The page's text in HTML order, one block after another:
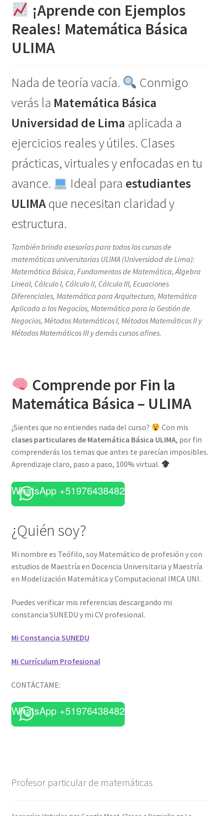
¡Aprende con Ejemplos
Reales! Matemática Básica
ULIMA
Nada de teoría vacía.
Conmigo
verás la Matemática Básica
Universidad de Lima aplicada a
ejercicios reales y útiles. Clases
prácticas, virtuales y enfocadas en tu
avance.
Ideal para estudiantes
ULIMAque necesitan claridad y
estructura.
También brindo asesorías para todos los cursos de
matemáticas universitarias ULIMA (Universidad de Lima):
Matemática Básica, Fundamentos de Matemática, Álgebra
Lineal, Cálculo I, Cálculo II, Cálculo III, Ecuaciones
Diferenciales, Matemática para Arquitectura, Matemática
Aplicada a los Negocios, Matemática para la Gestión de
Negocios, Métodos Matemáticos I, Métodos Matemáticos II y
Métodos Matemáticos III y demás cursos afines.
Comprende por Fin la
Matemática Básica – ULIMA
¿Sientes que no entiendes nada del curso?
Con mis
clases particulares de Matemática Básica ULIMA, por fin
comprenderás los temas que antes te parecían imposibles.
Aprendizaje claro, paso a paso, 100% virtual.
WhatsApp +51976438482
¿Quién soy?
Mi nombre es Teófilo, soy Matemático de profesión y con
estudios de Maestría en Docencia Universitaria y Maestría
en Modelización Matemática y Computacional IMCA UNI.
Puedes verificar mis referencias descargando mi
constancia SUNEDU y mi CV profesional.
Mi Constancia SUNEDU
Mi Currículum Profesional
CONTÁCTAME:
WhatsApp +51976438482
Profesor particular de matemáticas